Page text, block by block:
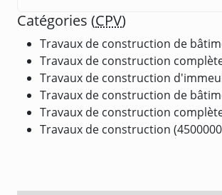
Catégories (CPV)
Travaux de construction de
Travaux de construction
Travaux de construction
Travaux de construction de
Travaux de construction
Travaux de construction